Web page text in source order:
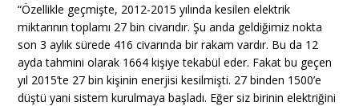
“Özellikle geçmişte, 2012-2015 yılında kesilen elektrik
miktarının toplamı 27 bin civarıdır. Şu anda geldiğimiz nokta
son 3 aylık sürede 416 civarında bir rakam vardır. Bu da 12
ayda tahmini olarak 1664 kişiye tekabül eder. Fakat bu geçen
yıl 2015’te 27 bin kişinin enerjisi kesilmişti. 27 binden 1500’e
düştü yani sistem kurulmaya başladı. Eğer siz birinin elektriğini